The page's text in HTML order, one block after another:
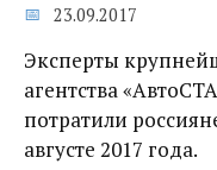
23.09.2017
Эксперты
агентства
потратили
августе 2017 года.